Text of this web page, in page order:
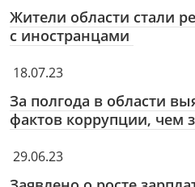
Жители области стали
с иностранцами
18.07.23
За полгода в области
фактов коррупции, чем
29.06.23